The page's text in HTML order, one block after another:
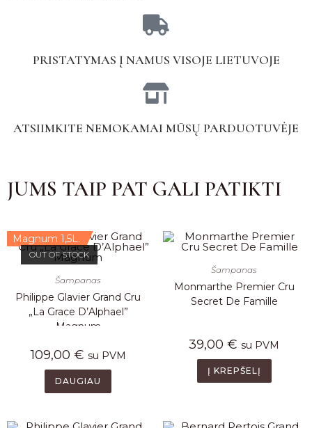
PRISTATYMAS Į NAMUS VISOJE LIETUVOJE
ATSIIMKITE NEMOKAMAI MŪSŲ PARDUOTUVĖJE
JUMS TAIP PAT GALI PATIKTI
Magnum 1,5L.
OUT OF STOCK
Šampanas
Philippe Glavier Grand Cru
„La Grace D’Alphael”
Magnum
109,00 € su PVM
DAUGIAU
Šampanas
Monmarthe Premier Cru
Secret De Famille
39,00 € su PVM
Į KREPŠELĮ